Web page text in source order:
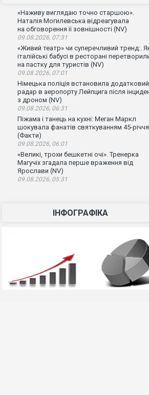
«Наживу виглядаю точно старшою».
Наталія Могилевська відреагувала
на обговорення її зовнішності (NV)
09.08.2026, 07:31
«Живий театр» чи суперечливий тренд:.
італійські бабусі в ресторані
на пастку для туристів (NV)
09.08.2026, 07:01
Німецька поліція встановила додатковий
радар в аеропорту Лейпцига після
з дроном (NV)
09.08.2026, 06:31
Піжама і танець на кухні: Меган Маркл
шокувала фанатів святкуванням 45-річчя
(Факти)
09.08.2026, 06:01
«Великі, трохи бешкетні очі». Тренерка
Магучіх згадала перше враження від
Ярослави (NV)
09.08.2026, 05:31
ІНФОГРАФІКА